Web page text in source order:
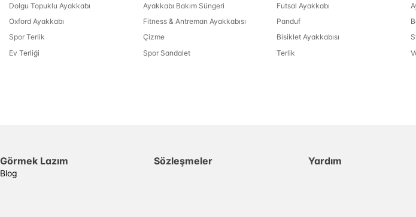
Dolgu Topuklu Ayakkabı
Oxford Ayakkabı
Spor Terlik
Ev Terliği
Ayakkabı Bakım Süngeri
Fitness & Antreman Ayakkabısı
Çizme
Spor Sandalet
Futsal Ayakkabı
Panduf
Bisiklet Ayakkabısı
Terlik
Görmek Lazım
Blog
Sözleşmeler Yardım